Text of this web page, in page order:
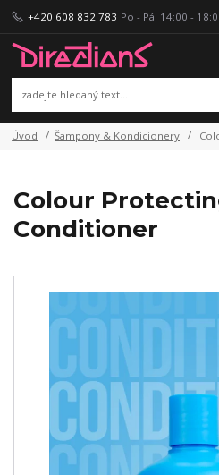
+420 608 832 783 Po - Pá: 14:00 -
Úvod Šampony & Kondicionery
Colour
Conditioner